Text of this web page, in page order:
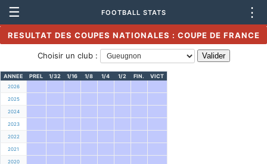
☰ FOOTBALL STATS ⋮
RESULTAT DES COUPES NATIONALES : COUPE DE FRANCE
Choisir un club :
ANNEE PREL 1/32 1/16 1/8 1/4 1/2 FIN. VICT
2026
2025
2024
2023
2022
2021
2020